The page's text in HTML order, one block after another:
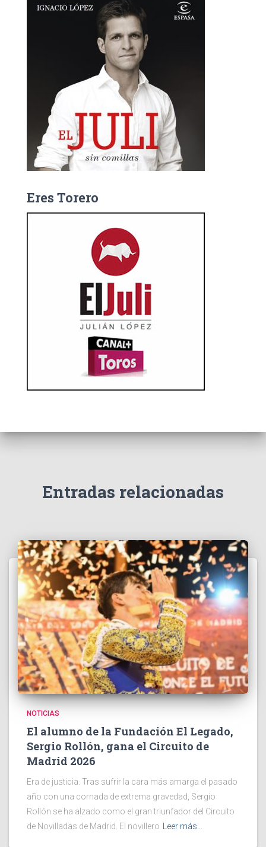
Eres Torero
Entradas relacionadas
NOTICIAS
El alumno de la Fundación El Legado,
Sergio Rollón, gana el Circuito de
Madrid 2026
Era de justicia. Tras sufrir la cara más amarga el pasado
año con una cornada de extrema gravedad, Sergio
Rollón se ha alzado como el gran triunfador del Circuito
de Novilladas de Madrid. El novillero
Leer más…